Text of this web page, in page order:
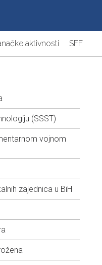
aktivnosti SFF
(SSST)
vojnom
zajednica u BiH